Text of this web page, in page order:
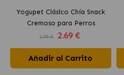
Yogupet Clásico Chía Snack
Cremoso para Perros
2.99 € 2.69 €
Añadir al Carrito